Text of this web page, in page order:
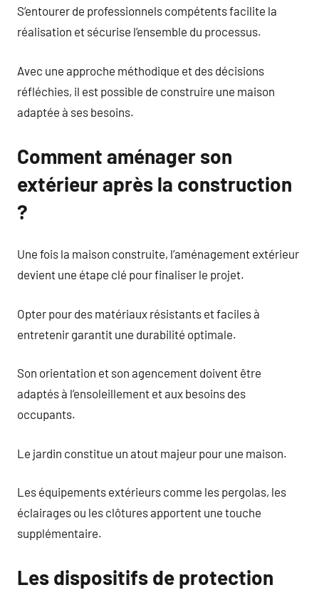
S’entourer de professionnels compétents facilite la
réalisation et sécurise l’ensemble du processus.
Avec une approche méthodique et des décisions
réfléchies, il est possible de construire une maison
adaptée à ses besoins.
Comment aménager son
extérieur après la construction
?
Une fois la maison construite, l’aménagement extérieur
devient une étape clé pour finaliser le projet.
Opter pour des matériaux résistants et faciles à
entretenir garantit une durabilité optimale.
Son orientation et son agencement doivent être
adaptés à l’ensoleillement et aux besoins des
occupants.
Le jardin constitue un atout majeur pour une maison.
Les équipements extérieurs comme les pergolas, les
éclairages ou les clôtures apportent une touche
supplémentaire.
Les dispositifs de protection